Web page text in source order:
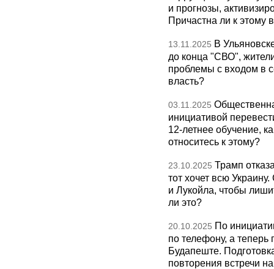
и прогнозы,
Причастна ли к этому
13.11.2025 В
до конца "СВО",
проблемы с входом в
власть?
03.11.2025
инициативой
12-летнее обучение,
относитесь к этому?
23.10.2025 Трамп
тот хочет всю
и Лукойла, чтобы
ли это?
20.10.2025 По
по телефону, а теперь
Будапеште.
повторения встречи